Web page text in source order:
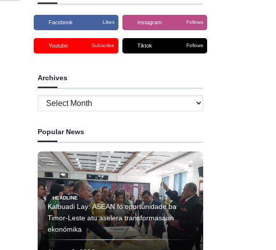
Facebook Likes Instagram Follows
Youtube Subscribe Tiktok Follows
Archives
Archives
Popular News
HEADLINE
Kalbuadi Lay: ASEAN fo oportunidade ba
Timor-Leste atu aselera transformasaun
ekonómika